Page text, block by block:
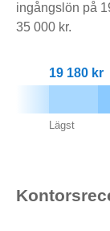
ingångslön på
35 000 kr.
19 180 kr
Lägst